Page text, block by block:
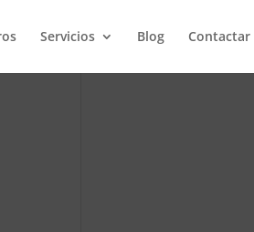
Servicios Blog Contactar